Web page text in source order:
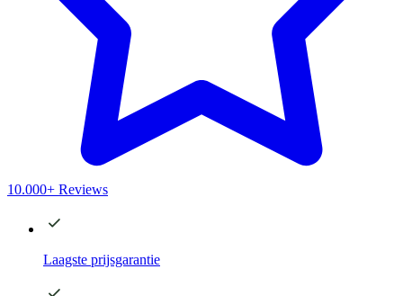
10.000+ Reviews
Laagste prijsgarantie